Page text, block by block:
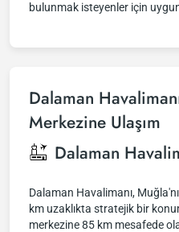
bulunmak isteyenler için
Dalaman
Merkezine Ulaşım
Dalaman
Dalaman Havalimanı,
km uzaklıkta stratejik bir
merkezine 85 km mesafede